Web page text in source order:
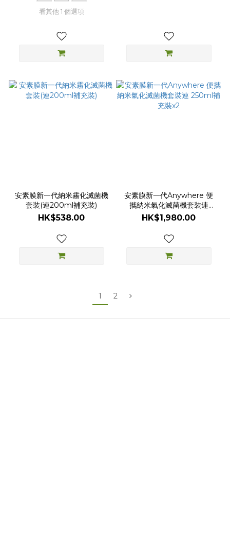
看其他 1 個選項
安素膜新一代納米霧化滅菌機
套裝(連200ml補充裝)
HK$538.00
安素膜新一代Anywhere 便
攜納米氣化滅菌機套裝連
250ml補充裝x2
HK$1,980.00
1 2